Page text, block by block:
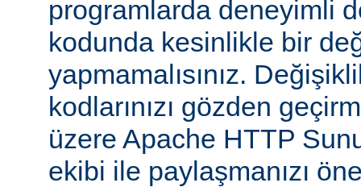
programlarda deneyimli
kodunda kesinlikle bir
yapmamalısınız.
kodlarınızı gözden
üzere Apache HTTP
ekibi ile paylaşmanızı